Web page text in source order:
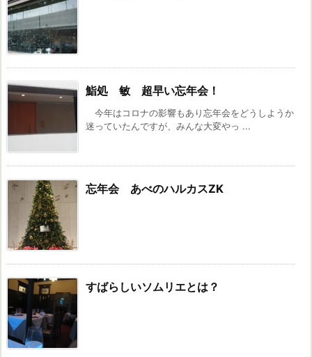
鮨処 敏 超早い忘年会！
今年はコロナの影響もあり忘年会をどうしようか
迷っていたんですが、みんな大変やっ ...
忘年会 あべのハルカスZK
すばらしいソムリエとは？